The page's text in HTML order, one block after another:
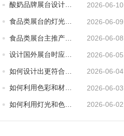
酸奶品牌展台设计从哪些方面可以让人眼前一亮 2026-06-10
食品类展台的灯光设计有哪些技巧 2026-06-09
食品类展台主推产品如何展示更有吸引力 2026-06-08
设计国外展台时应该注意哪些事项 2026-06-05
如何设计出更符合行业属性的乳业展门头 2026-06-04
如何利用色彩和材质突出乳业展的品牌特色 2026-06-03
如何利用灯光和色彩搭配来突出西雅展展台的品牌特色 2026-06-02